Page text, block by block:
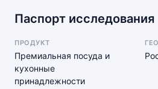
Паспорт исследования
ПРОДУКТ
Премиальная посуда и
кухонные
принадлежности